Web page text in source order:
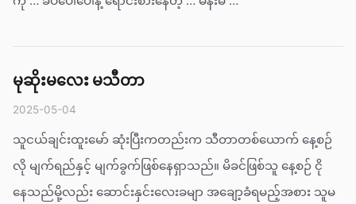
မုဆိုးမလေး မသီတာ
2025-05-04
သူငယ်ချင်းထူးမော် ဆုံးပြီးကတည်းက သီတာတစ်ယောက် နေ့စဉ်
လို မျက်ရည်နှင့် မျက်ခွက်ဖြစ်နေရှာသည်။ မိခင်ဖြစ်သူ နေ့စဉ် ငို
နေသည်မို့လည်း ဆောင်းနှင်းလေးခမျာ အချော့ခံရမည့်အစား သူမ